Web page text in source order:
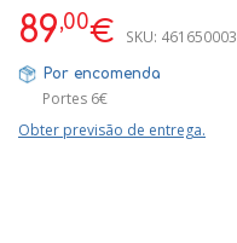
89,00€ SKU: 461650003
Por encomenda
Portes 6€
Obter previsão de entrega.